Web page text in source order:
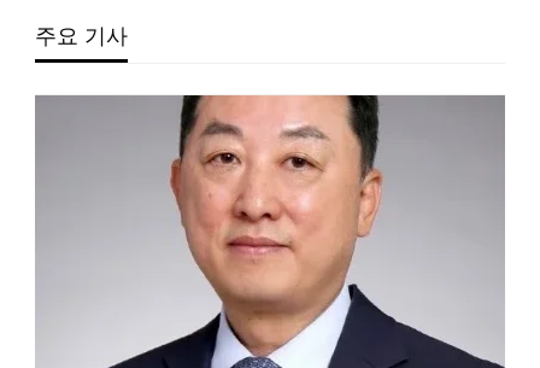
주요 기사